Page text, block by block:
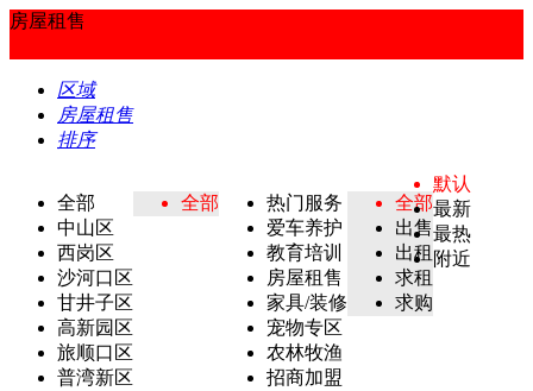
房屋租售
区域
房屋租售
排序
全部
中山区
西岗区
沙河口区
甘井子区
高新园区
旅顺口区
普湾新区
全部
热门服务
爱车养护
教育培训
房屋租售
家具/装修
宠物专区
农林牧渔
招商加盟
全部
出售
出租
求租
求购
默认
最新
最热
附近